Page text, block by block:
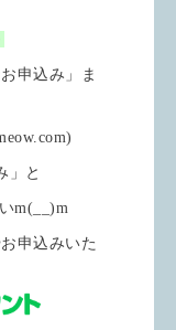
お申込み」ま
」と
m(__)m
申込みいた